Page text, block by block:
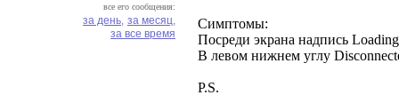
все его сообщения:
за день, за месяц,
за все время
Симптомы:
Посреди экрана надпись
В левом нижнем углу
P.S.